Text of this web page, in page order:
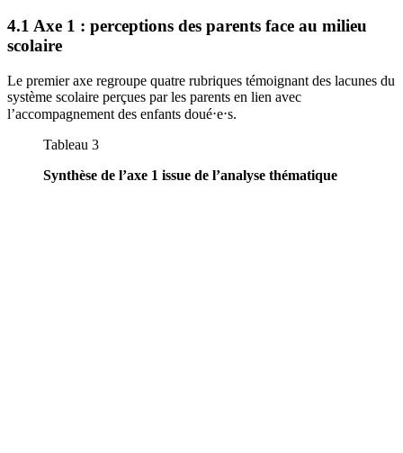
4.1 Axe 1 : perceptions des parents face au milieu
scolaire
Le premier axe regroupe quatre rubriques témoignant des lacunes du
système scolaire perçues par les parents en lien avec
l’accompagnement des enfants doué⋅e⋅s.
Tableau 3
Synthèse de l’axe 1 issue de l’analyse thématique